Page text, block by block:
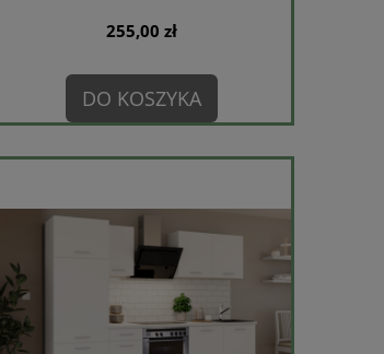
255,00 zł
DO KOSZYKA